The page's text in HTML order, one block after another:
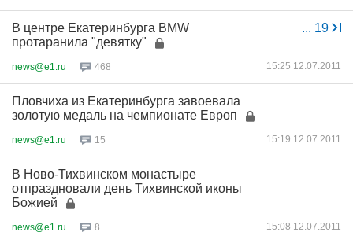
... 19
В центре Екатеринбурга BMW
протаранила "девятку"
news@e1.ru 468 15:25 12.07.2011
Пловчиха из Екатеринбурга завоевала
золотую медаль на чемпионате Европ
news@e1.ru 15 15:19 12.07.2011
В Ново-Тихвинском монастыре
отпраздновали день Тихвинской иконы
Божией
news@e1.ru 8 15:08 12.07.2011